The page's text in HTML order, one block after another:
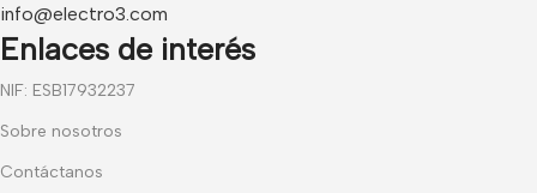
info@electro3.com
Enlaces de interés
NIF: ESB17932237
Sobre nosotros
Contáctanos